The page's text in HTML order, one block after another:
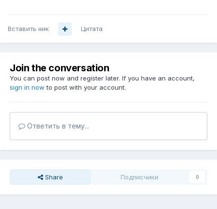
Вставить ник Цитата
Join the conversation
You can post now and register later. If you have an account,
sign in now to post with your account.
Ответить в тему...
Share Подписчики 0